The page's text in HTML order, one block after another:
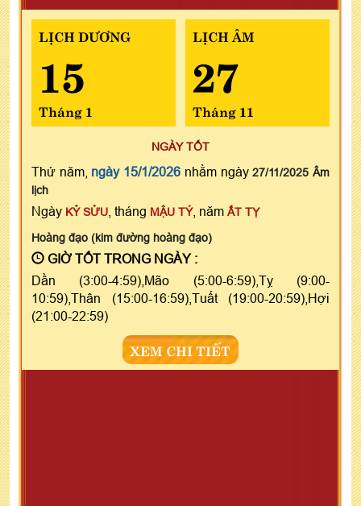
LỊCH DƯƠNG
15
Tháng 1
LỊCH ÂM
27
Tháng 11
NGÀY TỐT
Thứ năm, ngày 15/1/2026 nhằm ngày27/11/2025 Âm
lịch
Ngày KỶ SỬU , tháng MẬU TÝ, năm ẤT TỴ
Hoàng đạo (kim đường hoàng đạo)
GIỜ TỐT TRONG NGÀY :
Dần (3:00-4:59),Mão (5:00-6:59),Tỵ (9:00-
10:59),Thân (15:00-16:59),Tuất (19:00-20:59),Hợi
(21:00-22:59)
XEM CHI TIẾT